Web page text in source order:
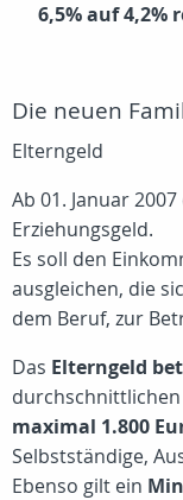
6,5% auf 4,2%
Die neuen
Elterngeld
Ab 01. Januar
Erziehungsgeld.
Es soll den
ausgleichen, die
dem Beruf, zur
Das Elterngeld
maximal 1.800
Selbstständige,
Ebenso gilt ein